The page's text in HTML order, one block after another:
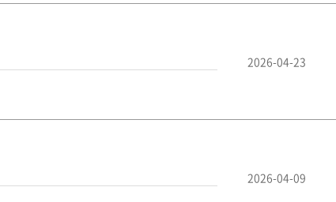
2026-04-23
2026-04-09